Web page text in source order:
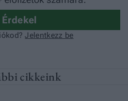
cikkeink